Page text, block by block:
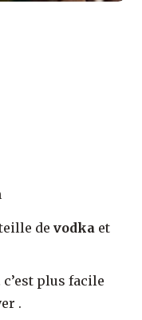
de vodka et
plus facile
.